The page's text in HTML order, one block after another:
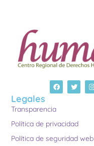
Legales
Transparencia
Política de privacidad
Política de seguridad web